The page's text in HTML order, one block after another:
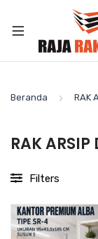
Beranda RAK
RAK ARSIP
Filters